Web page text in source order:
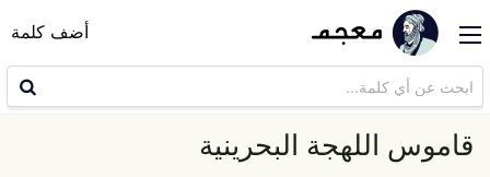
أضف كلمة
قاموس اللهجة البحرينية